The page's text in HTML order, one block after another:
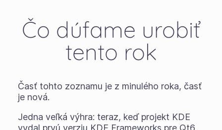
Čo dúfame urobiť
tento rok
Časť tohto zoznamu je z minulého roka, časť
je nová.
Jedna veľká výhra: teraz, keď projekt KDE
vydal prvú verziu KDE Frameworks pre Qt6,